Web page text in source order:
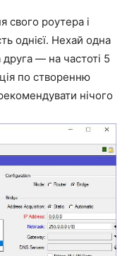
свого роутера і
однієї. Нехай одна
— на частоті 5
по створенню
нічого